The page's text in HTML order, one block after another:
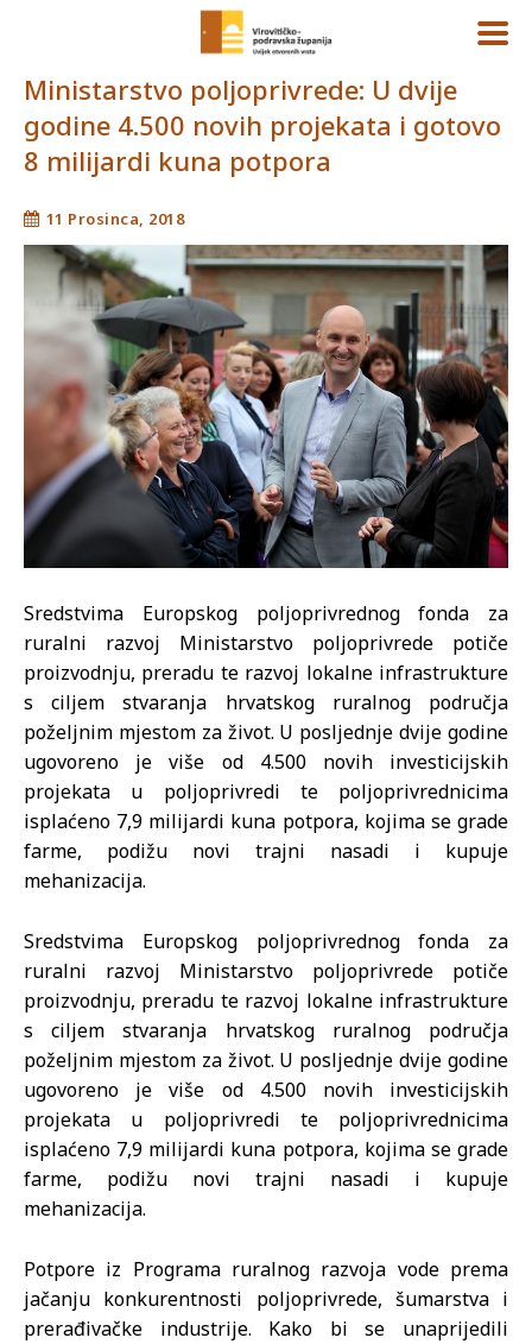
Ministarstvo poljoprivrede: U dvije
godine 4.500 novih projekata i gotovo
8 milijardi kuna potpora
11 Prosinca, 2018
Sredstvima Europskog poljoprivrednog fonda za
ruralni razvoj Ministarstvo poljoprivrede potiče
proizvodnju, preradu te razvoj lokalne infrastrukture
s ciljem stvaranja hrvatskog ruralnog područja
poželjnim mjestom za život. U posljednje dvije godine
ugovoreno je više od 4.500 novih investicijskih
projekata u poljoprivredi te poljoprivrednicima
isplaćeno 7,9 milijardi kuna potpora, kojima se grade
farme, podižu novi trajni nasadi i kupuje
mehanizacija.
Sredstvima Europskog poljoprivrednog fonda za
ruralni razvoj Ministarstvo poljoprivrede potiče
proizvodnju, preradu te razvoj lokalne infrastrukture
s ciljem stvaranja hrvatskog ruralnog područja
poželjnim mjestom za život. U posljednje dvije godine
ugovoreno je više od 4.500 novih investicijskih
projekata u poljoprivredi te poljoprivrednicima
isplaćeno 7,9 milijardi kuna potpora, kojima se grade
farme, podižu novi trajni nasadi i kupuje
mehanizacija.
Potpore iz Programa ruralnog razvoja vode prema
jačanju konkurentnosti poljoprivrede, šumarstva i
prerađivačke industrije. Kako bi se unaprijedili